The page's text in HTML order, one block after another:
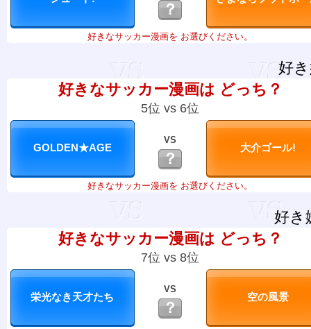
？
好きなサッカー漫画を お選びください。
好
好きなサッカー漫画は どっち？
5位 vs 6位
VS
？
好きなサッカー漫画を お選びください。
好き
好きなサッカー漫画は どっち？
7位 vs 8位
VS
？